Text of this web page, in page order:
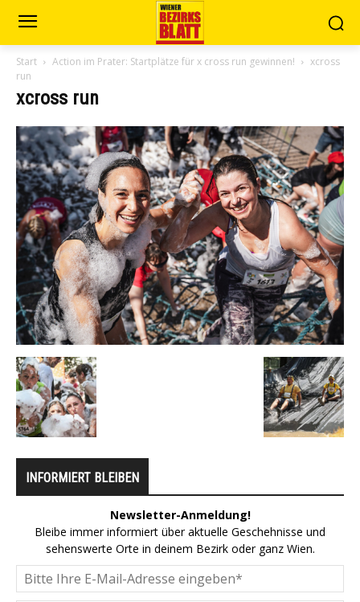
Start Action im Prater: Startplätze für x cross run gewinnen!
xcross
run
xcross run
INFORMIERT BLEIBEN
Newsletter-Anmeldung!
Bleibe immer informiert über aktuelle Geschehnisse und
sehenswerte Orte in deinem Bezirk oder ganz Wien.